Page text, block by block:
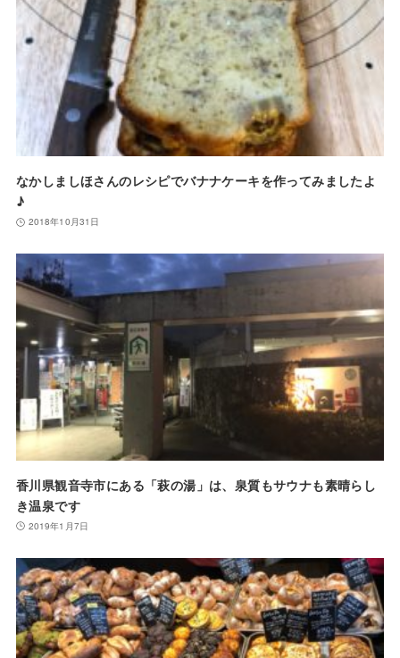
なかしましほさんのレシピでバナナケーキを作ってみましたよ
♪
2018年10月31日
香川県観音寺市にある「萩の湯」は、泉質もサウナも素晴らし
き温泉です
2019年1月7日